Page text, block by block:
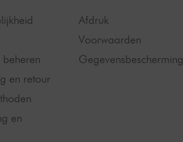
beheren
en retour
en
Afdruk
Voorwaarden
Gegevensbescherming